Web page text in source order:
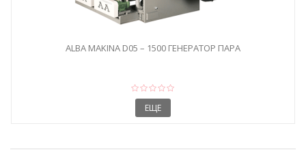
ALBA MAKINA D05 – 1500 ГЕНЕРАТОР ПАРА
ЕЩЕ